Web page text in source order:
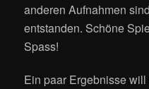
anderen Aufnahmen
entstanden. Schöne
Spass!
Ein paar Ergebnisse